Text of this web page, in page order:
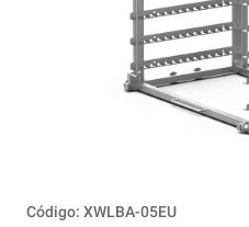
Código: XWLBA-05EU